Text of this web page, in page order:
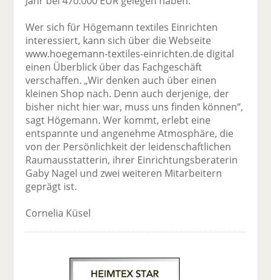
Wer sich für Högemann textiles Einrichten
interessiert, kann sich über die Webseite
www.hoegemann-textiles-einrichten.de digital
einen Überblick über das Fachgeschäft
verschaffen. „Wir denken auch über einen
kleinen Shop nach. Denn auch derjenige, der
bisher nicht hier war, muss uns finden können“,
sagt Högemann. Wer kommt, erlebt eine
entspannte und angenehme Atmosphäre, die
von der Persönlichkeit der leidenschaftlichen
Raumausstatterin, ihrer Einrichtungs­beraterin
Gaby Nagel und zwei weiteren Mitarbeitern
geprägt ist.
Cornelia Küsel